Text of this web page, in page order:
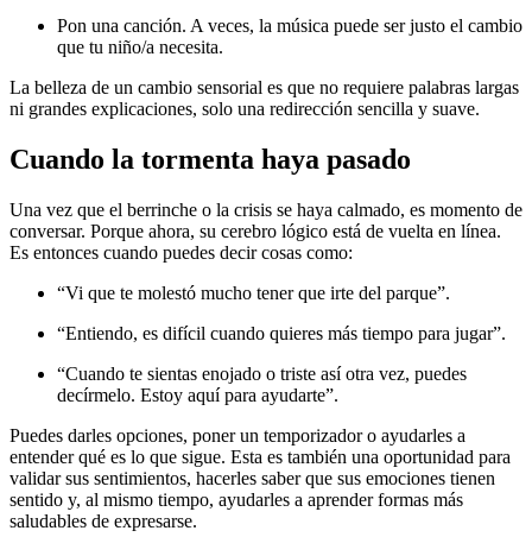
Pon una canción. A veces, la música puede ser justo el cambio
que tu niño/a necesita.
La belleza de un cambio sensorial es que no requiere palabras largas
ni grandes explicaciones, solo una redirección sencilla y suave.
Cuando la tormenta haya pasado
Una vez que el berrinche o la crisis se haya calmado, es momento de
conversar. Porque ahora, su cerebro lógico está de vuelta en línea.
Es entonces cuando puedes decir cosas como:
“Vi que te molestó mucho tener que irte del parque”.
“Entiendo, es difícil cuando quieres más tiempo para jugar”.
“Cuando te sientas enojado o triste así otra vez, puedes
decírmelo. Estoy aquí para ayudarte”.
Puedes darles opciones, poner un temporizador o ayudarles a
entender qué es lo que sigue. Esta es también una oportunidad para
validar sus sentimientos, hacerles saber que sus emociones tienen
sentido y, al mismo tiempo, ayudarles a aprender formas más
saludables de expresarse.